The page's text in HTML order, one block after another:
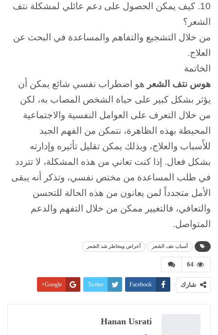
10. كيف يمكن الحصول على دعم عائلي لمشكلة نتف
الشعر؟
من خلال التشجيع والتفاهم والمساعدة في البحث عن
العلاج.
الخاتمة
هوس نتف الشعر هو اضطراب نفسي شائع يمكن أن
يؤثر بشكل كبير على حياة الشخص المصاب به، لكن
من خلال التعرف على العوامل النفسية والاجتماعية
المحيطة بهذه الظاهرة، نتمكن من الفهم الجيد
للأَسباب والعلاج، وبذلك يمكن تقليل تأثيره وإدارته
بشكل فعال. إذا كنت تعاني من هذه المشكلة، لا تتردد
في طلب المساعدة من مختص نفسي، وتذكر أنه يبقى
الأمل متجدداً لمن يعانون من هذه الحالة للتحسن
والتعافي، فالتغيير ممكن من خلال التفهم والدعم
المتواصل.
أسباب نتف الشعر أعراض ومخاطر شد الشعر
64
شارك Facebook
Twitter
Google+
Linkedin
Hanan Usrati